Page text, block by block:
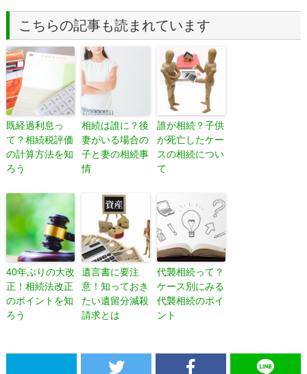
こちらの記事も読まれています
既経過利息っ
て？相続税評価
の計算方法を知
ろう
相続は誰に？後
妻がいる場合の
子と妻の相続事
情
誰が相続？子供
が死亡したケー
スの相続につい
て
40年ぶりの大改
正！相続法改正
のポイントを知
ろう
遺言書に要注
意！知っておき
たい遺留分減殺
請求とは
代襲相続って？
ケース別にみる
代襲相続のポイ
ント